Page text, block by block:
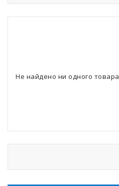
Не найдено ни одного товара